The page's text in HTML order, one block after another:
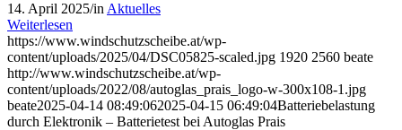
14. April 2025/in Aktuelles
Weiterlesen
https://www.windschutzscheibe.at/wp-
content/uploads/2025/04/DSC05825-scaled.jpg 1920 2560 beate
http://www.windschutzscheibe.at/wp-
content/uploads/2022/08/autoglas_prais_logo-w-300x108-1.jpg
beate2025-04-14 08:49:062025-04-15 06:49:04Batteriebelastung
durch Elektronik – Batterietest bei Autoglas Prais